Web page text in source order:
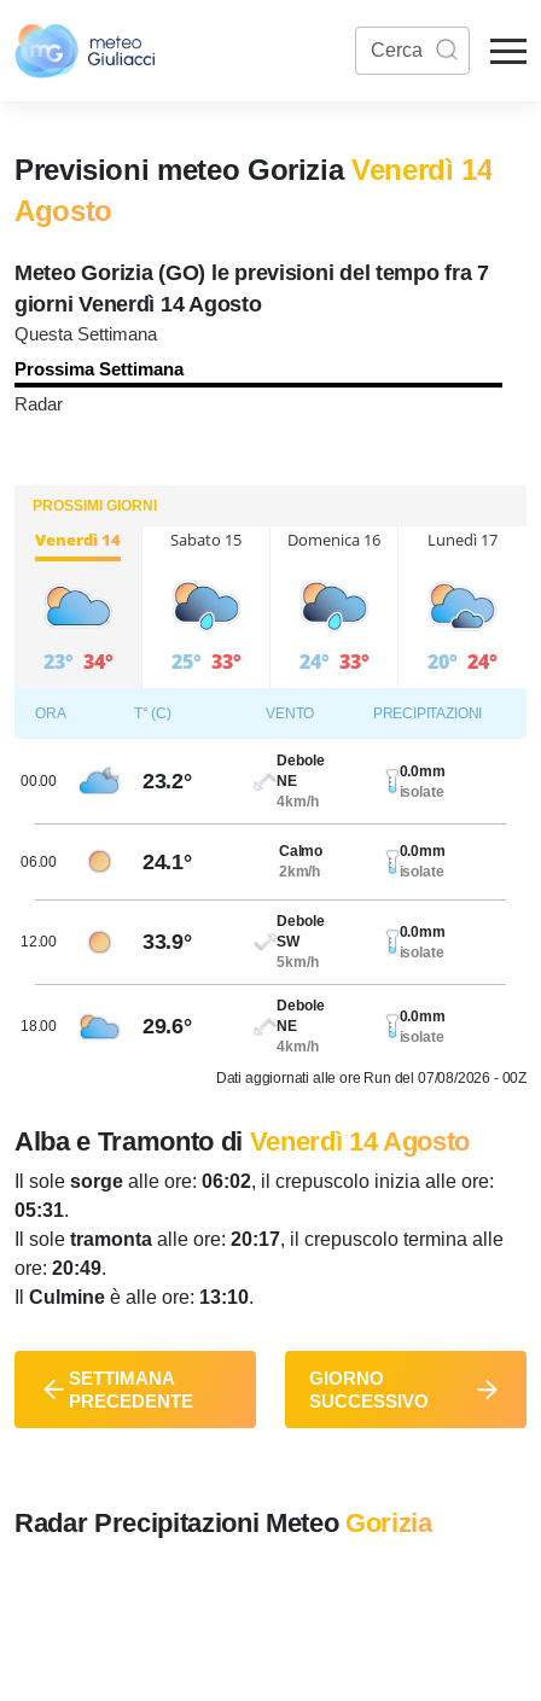
Previsioni meteo GoriziaVenerdì 14
Agosto
Meteo Gorizia (GO) le previsioni del tempo fra 7
giorni Venerdì 14 Agosto
Questa Settimana
Prossima Settimana
Radar
PROSSIMI GIORNI
Venerdì 14
23° 34°
Sabato 15
25° 33°
Domenica 16
24° 33°
Lunedì 17
20° 24°
ORA T° (C) VENTO PRECIPITAZIONI
00.00 23.2°
Debole
NE
4km/h
0.0mm
isolate
06.00 24.1°
Calmo
2km/h
0.0mm
isolate
12.00 33.9°
Debole
SW
5km/h
0.0mm
isolate
18.00 29.6°
Debole
NE
4km/h
0.0mm
isolate
Dati aggiornati alle ore Run del 07/08/2026 - 00Z
Alba e Tramonto di Venerdì 14 Agosto
Il sole sorge alle ore: 06:02, il crepuscolo inizia alle ore:
05:31.
Il sole tramonta alle ore: 20:17, il crepuscolo termina alle
ore: 20:49.
Culmine è alle ore: 13:10.
SETTIMANA
PRECEDENTE
GIORNO
SUCCESSIVO
Radar Precipitazioni Meteo Gorizia